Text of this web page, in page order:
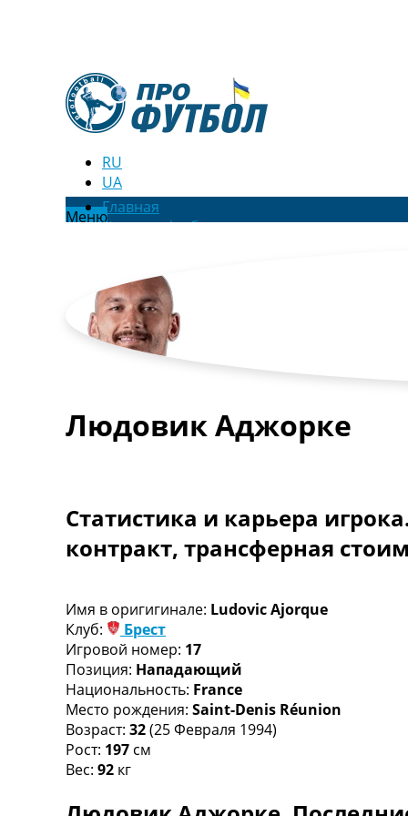
RU
UA
МенюГлавная
Новости футбола
Новости футбола Украины
Последние комментарии
Конкурс прогнозов
Логин
Рейтинги
Турниры
Чемпионат Мира
Англия. Премьер Лига
Испания. Ла Лига
Другие Турниры >>>
Таблицы групп Чемпионата Мира
Украина. Премьер-Лига
Украина. Первая Лига
Лига Чемпионов. Таблицы групп
Англия. Премьер-Лига
Испания. Ла Лига
Все таблицы >>>
Рейтинги
Рейтинг ФИФА
Людовик Аджорке
Статистика и карьера
контракт, трансферная
Имя в оригигинале: Ludovic Ajorque
Клуб:
Брест
Игровой номер: 17
Позиция: Нападающий
Национальность: France
Место рождения: Saint-Denis Réunion
Возраст: 32(25 Февраля 1994)
Рост: 197 см
Вес: 92 кг